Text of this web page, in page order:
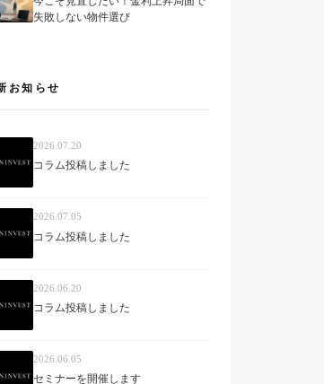
失敗しない物件選び
お知らせ
2026.07.20
コラム投稿しました
2026.07.05
コラム投稿しました
2026.06.20
コラム投稿しました
2026.06.05
セミナーを開催します